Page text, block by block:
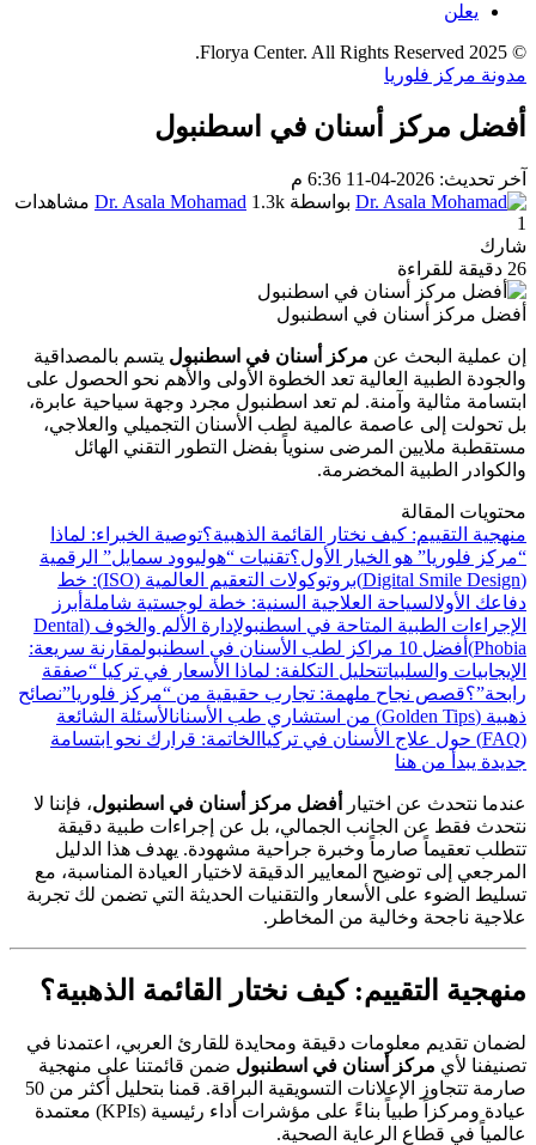
يعلن
© 2025 Florya Center. All Rights Reserved.
مدونة مركز فلوريا
أفضل مركز أسنان في اسطنبول
آخر تحديث: 2026-04-11 6:36 م
بواسطة
Dr. Asala Mohamad 1.3k مشاهدات
1
شارك
26 دقيقة للقراءة
أفضل مركز أسنان في اسطنبول
إن عملية البحث عن مركز أسنان في اسطنبول يتسم بالمصداقية
والجودة الطبية العالية تعد الخطوة الأولى والأهم نحو الحصول على
ابتسامة مثالية وآمنة. لم تعد اسطنبول مجرد وجهة سياحية عابرة،
بل تحولت إلى عاصمة عالمية لطب الأسنان التجميلي والعلاجي،
مستقطبة ملايين المرضى سنوياً بفضل التطور التقني الهائل
والكوادر الطبية المخضرمة.
محتويات المقالة
منهجية التقييم: كيف نختار القائمة الذهبية؟توصية الخبراء: لماذا
“مركز فلوريا” هو الخيار الأول؟تقنيات “هوليوود سمايل” الرقمية
(Digital Smile Design)
بروتوكولات التعقيم العالمية (ISO): خط
دفاعك الأولالسياحة العلاجية السنية: خطة لوجستية شاملة أبرز
الإجراءات الطبية المتاحة في اسطنبول
إدارة الألم والخوف (Dental
Phobia) أفضل 10 مراكز لطب الأسنان في اسطنبول
مقارنة سريعة:
الإيجابيات والسلبياتتحليل التكلفة: لماذا الأسعار في تركيا “صفقة
رابحة”؟قصص نجاح ملهمة: تجارب حقيقية من “مركز فلوريا”نصائح
ذهبية (Golden Tips) من استشاري طب الأسنان
الأسئلة الشائعة
(FAQ) حول علاج الأسنان في تركيا
الخاتمة: قرارك نحو ابتسامة
جديدة يبدأ من هنا
عندما نتحدث عن اختيار أفضل مركز أسنان في اسطنبول، فإننا لا
نتحدث فقط عن الجانب الجمالي، بل عن إجراءات طبية دقيقة
تتطلب تعقيماً صارماً وخبرة جراحية مشهودة. يهدف هذا الدليل
المرجعي إلى توضيح المعايير الدقيقة لاختيار العيادة المناسبة، مع
تسليط الضوء على الأسعار والتقنيات الحديثة التي تضمن لك تجربة
علاجية ناجحة وخالية من المخاطر.
منهجية التقييم: كيف نختار القائمة الذهبية؟
لضمان تقديم معلومات دقيقة ومحايدة للقارئ العربي، اعتمدنا في
تصنيفنا لأي مركز أسنان في اسطنبول ضمن قائمتنا على منهجية
صارمة تتجاوز الإعلانات التسويقية البراقة. قمنا بتحليل أكثر من 50
عيادة ومركزاً طبياً بناءً على مؤشرات أداء رئيسية (KPIs) معتمدة
عالمياً في قطاع الرعاية الصحية.